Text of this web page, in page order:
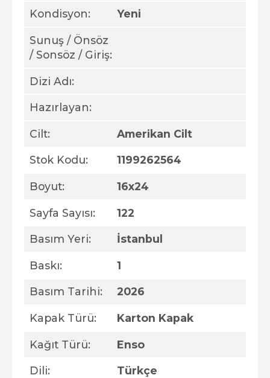
Kondisyon: Yeni
Sunuş / Önsöz
/ Sonsöz / Giriş:
Dizi Adı:
Hazırlayan:
Cilt: Amerikan Cilt
Stok Kodu: 1199262564
Boyut: 16x24
Sayfa Sayısı: 122
Basım Yeri: İstanbul
Baskı: 1
Basım Tarihi: 2026
Kapak Türü: Karton Kapak
Kağıt Türü: Enso
Dili: Türkçe